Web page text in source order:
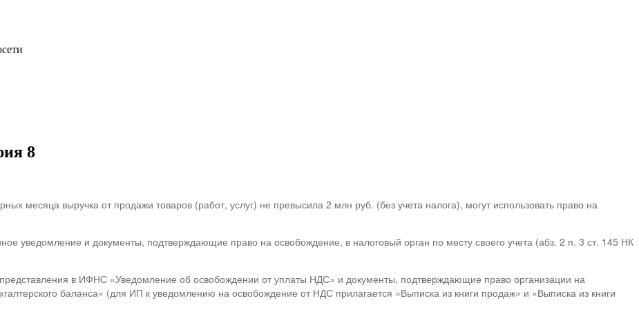
8
месяца выручка от продажи товаров (работ, услуг) не превысила 2 млн руб. (без учета налога), могут использовать право на
уведомление и документы, подтверждающие право на освобождение, в налоговый орган по месту своего учета (абз. 2 п. 3 ст. 145 НК
в ИФНС «Уведомление об освобождении от уплаты НДС» и документы, подтверждающие право организации на
баланса» (для ИП к уведомлению на освобождение от НДС прилагается «Выписка из книги продаж» и «Выписка из книги